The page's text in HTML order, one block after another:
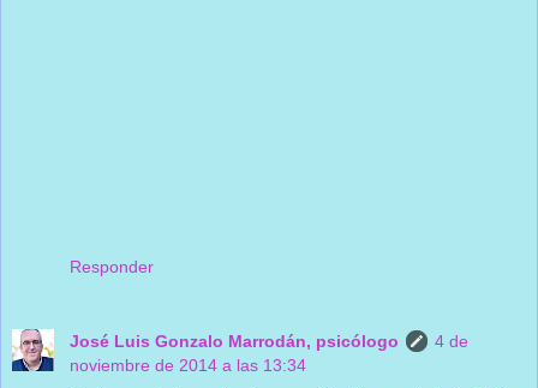
Responder
José Luis Gonzalo Marrodán, psicólogo
4 de
noviembre de 2014 a las 13:34